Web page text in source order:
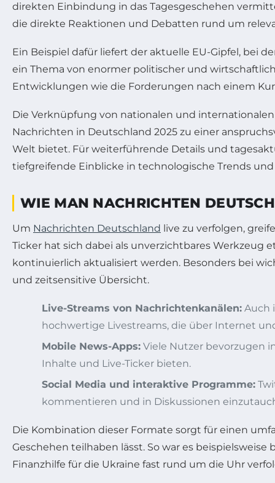
direkten Einbindung in das Tagesgeschehen
die direkte Reaktionen und Debatten rund um
Ein Beispiel dafür liefert der aktuelle EU-Gipfel, bei
ein Thema von enormer politischer und
Entwicklungen wie die Forderungen nach einem
Die Verknüpfung von nationalen und
Nachrichten in Deutschland 2025 zu einer
Welt bietet. Für weiterführende Details und
tiefgreifende Einblicke in technologische Trends
WIE MAN NACHRICHTEN
Um Nachrichten Deutschland live zu verfolgen,
Ticker hat sich dabei als unverzichtbares
kontinuierlich aktualisiert werden. Besonders bei
und zeitsensitive Übersicht.
Live-Streams von Nachrichtenkanälen: Auch
hochwertige Livestreams, die über Internet
Mobile News-Apps: Viele Nutzer bevorzugen
Inhalte und Live-Ticker bieten.
Social Media und interaktive Programme:
kommentieren und in Diskussionen
Die Kombination dieser Formate sorgt für einen
Geschehen teilhaben lässt. So war es
Finanzhilfe für die Ukraine fast rund um die Uhr